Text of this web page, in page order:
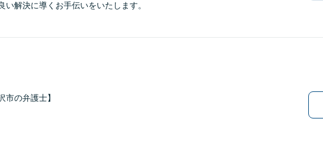
い解決に導くお手伝いをいたします。
市の弁護士】